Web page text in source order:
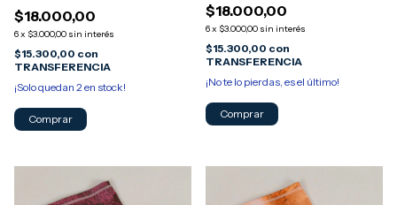
$18.000,00
6x $3.000,00 sin interés
$15.300,00 con
TRANSFERENCIA
¡Solo quedan 2 en stock!
Comprar
$18.000,00
6x $3.000,00 sin interés
$15.300,00 con
TRANSFERENCIA
¡No te lo pierdas, es el último!